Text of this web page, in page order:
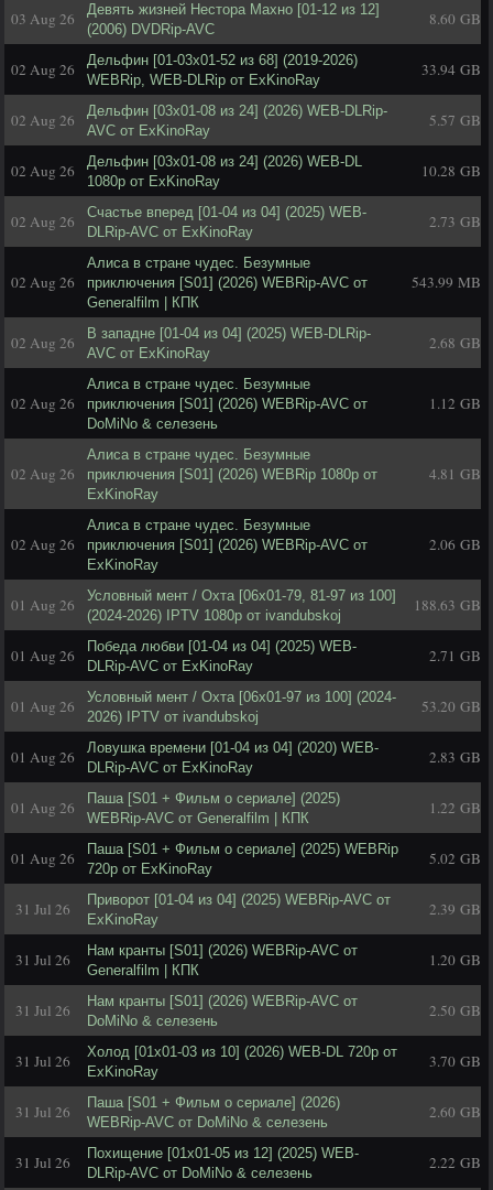
03 Aug 26
Девять жизней Нестора Махно [01-12 из 12]
(2006) DVDRip-AVC
8.60 GB
02 Aug 26
Дельфин [01-03x01-52 из 68] (2019-2026)
WEBRip, WEB-DLRip от ExKinoRay
33.94 GB
02 Aug 26
Дельфин [03x01-08 из 24] (2026) WEB-DLRip-
AVC от ExKinoRay
5.57 GB
02 Aug 26
Дельфин [03x01-08 из 24] (2026) WEB-DL
1080p от ExKinoRay
10.28 GB
02 Aug 26
Счастье вперед [01-04 из 04] (2025) WEB-
DLRip-AVC от ExKinoRay
2.73 GB
02 Aug 26
Алиса в стране чудес. Безумные
приключения [S01] (2026) WEBRip-AVC от
Generalfilm | КПК
543.99 MB
02 Aug 26
В западне [01-04 из 04] (2025) WEB-DLRip-
AVC от ExKinoRay
2.68 GB
02 Aug 26
Алиса в стране чудес. Безумные
приключения [S01] (2026) WEBRip-AVC от
DoMiNo & селезень
1.12 GB
02 Aug 26
Алиса в стране чудес. Безумные
приключения [S01] (2026) WEBRip 1080p от
ExKinoRay
4.81 GB
02 Aug 26
Алиса в стране чудес. Безумные
приключения [S01] (2026) WEBRip-AVC от
ExKinoRay
2.06 GB
01 Aug 26
Условный мент / Охта [06х01-79, 81-97 из 100]
(2024-2026) IPTV 1080p от ivandubskoj
188.63 GB
01 Aug 26
Победа любви [01-04 из 04] (2025) WEB-
DLRip-AVC от ExKinoRay
2.71 GB
01 Aug 26
Условный мент / Охта [06х01-97 из 100] (2024-
2026) IPTV от ivandubskoj
53.20 GB
01 Aug 26
Ловушка времени [01-04 из 04] (2020) WEB-
DLRip-AVC от ExKinoRay
2.83 GB
01 Aug 26
Паша [S01 + Фильм о сериале] (2025)
WEBRip-AVC от Generalfilm | КПК
1.22 GB
01 Aug 26
Паша [S01 + Фильм о сериале] (2025) WEBRip
720p от ExKinoRay
5.02 GB
31 Jul 26
Приворот [01-04 из 04] (2025) WEBRip-AVC от
ExKinoRay
2.39 GB
31 Jul 26
Нам кранты [S01] (2026) WEBRip-AVC от
Generalfilm | КПК
1.20 GB
31 Jul 26
Нам кранты [S01] (2026) WEBRip-AVC от
DoMiNo & селезень
2.50 GB
31 Jul 26
Холод [01х01-03 из 10] (2026) WEB-DL 720p от
ExKinoRay
3.70 GB
31 Jul 26
Паша [S01 + Фильм о сериале] (2026)
WEBRip-AVC от DoMiNo & селезень
2.60 GB
31 Jul 26
Похищение [01x01-05 из 12] (2025) WEB-
DLRip-AVC от DoMiNo & селезень
2.22 GB